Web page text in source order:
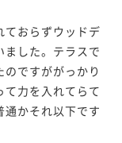
ておらずウッドデ
ました。テラスで
ですががっかり
て力を入れてらて
かそれ以下です